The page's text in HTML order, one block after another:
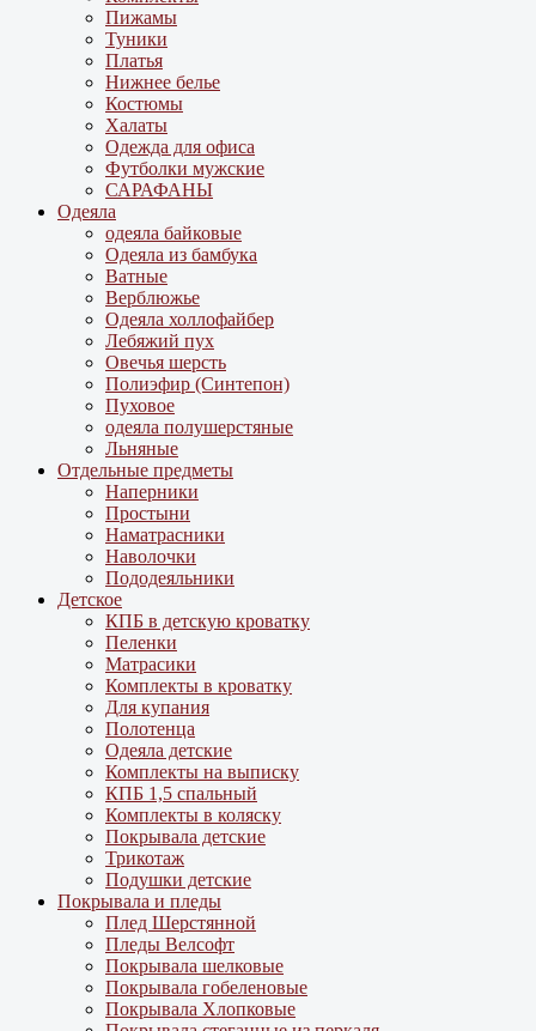
Пижамы
Туники
Платья
Нижнее белье
Костюмы
Халаты
Одежда для офиса
Футболки мужские
САРАФАНЫ
Одеяла
одеяла байковые
Одеяла из бамбука
Ватные
Верблюжье
Одеяла холлофайбер
Лебяжий пух
Овечья шерсть
Полиэфир (Синтепон)
Пуховое
одеяла полушерстяные
Льняные
Отдельные предметы
Наперники
Простыни
Наматрасники
Наволочки
Пододеяльники
Детское
КПБ в детскую кроватку
Пеленки
Матрасики
Комплекты в кроватку
Для купания
Полотенца
Одеяла детские
Комплекты на выписку
КПБ 1,5 спальный
Комплекты в коляску
Покрывала детские
Трикотаж
Подушки детские
Покрывала и пледы
Плед Шерстянной
Пледы Велсофт
Покрывала шелковые
Покрывала гобеленовые
Покрывала Хлопковые